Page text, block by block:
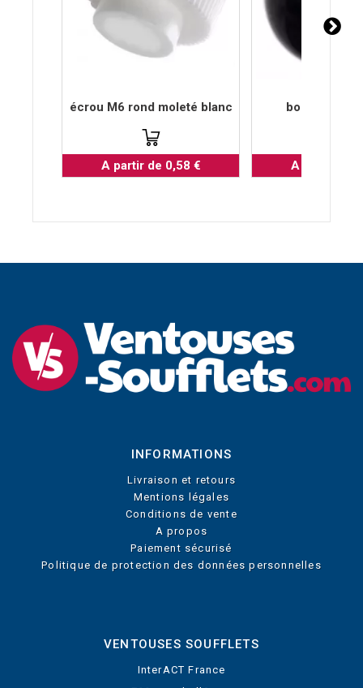
écrou M6 rond moleté blanc
A partir de 0,58 €
boule ronde
A partir de
INFORMATIONS
Livraison et retours
Mentions légales
Conditions de vente
A propos
Paiement sécurisé
Politique de protection des données personnelles
VENTOUSES SOUFFLETS
InterACT France